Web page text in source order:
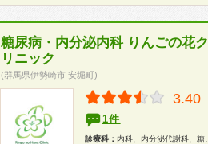
糖尿病・内分泌内科 りんごの花ク
リニック
(群馬県伊勢崎市 安堀町)
3.40
1件
診療科： 内科、内分泌代謝科、糖尿病科、健康診断